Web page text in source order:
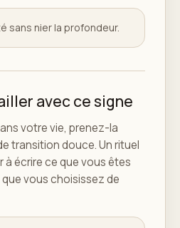
sans nier la profondeur.
avec ce signe
votre vie, prenez-la
transition douce. Un rituel
écrire ce que vous êtes
vous choisissez de